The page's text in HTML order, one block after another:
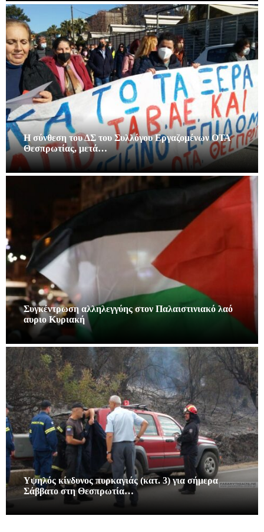
Η σύνθεση του ΔΣ του Συλλόγου Εργαζομένων ΟΤΑ
Θεσπρωτίας, μετά…
Συγκέντρωση αλληλεγγύης στον Παλαιστινιακό λαό
αυριο Κυριακή
Υψηλός κίνδυνος πυρκαγιάς (κατ. 3) για σήμερα
Σάββατο στη Θεσπρωτία…